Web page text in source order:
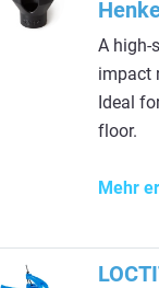
A high-
impact
Ideal
floor.
Mehr